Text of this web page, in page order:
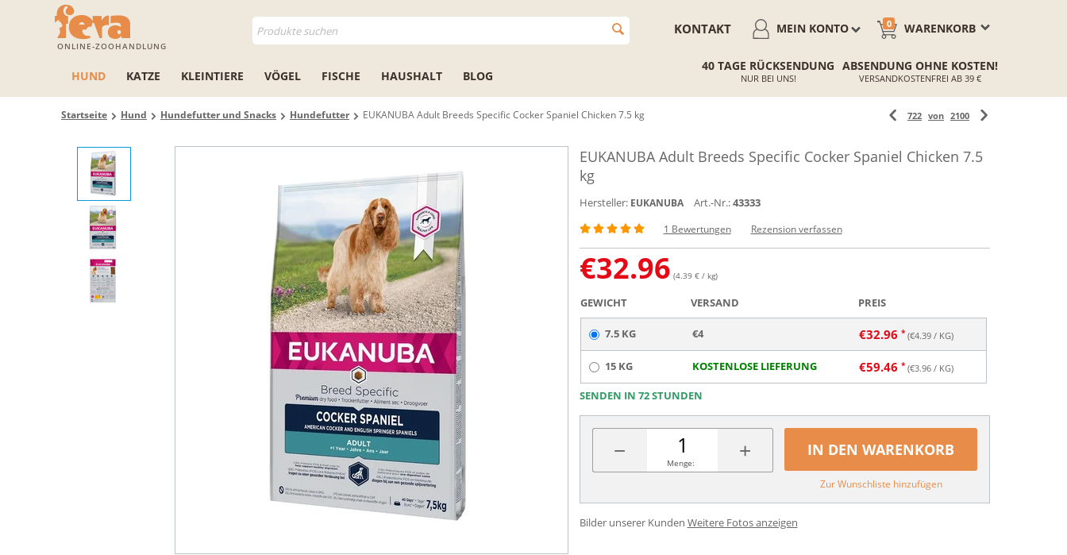
ONLINE-ZOOHANDLUNG
WARENKORB
0
MEIN KONTO
KONTAKT
HUND KATZE KLEINTIERE VÖGEL FISCHE HAUSHALT BLOG
40 TAGE RÜCKSENDUNG
NUR BEI UNS!
ABSENDUNG OHNE KOSTEN!
VERSANDKOSTENFREI AB 39 €
Startseite Hund Hundefutter und Snacks Hundefutter EUKANUBA Adult Breeds Specific Cocker Spaniel Chicken 7.5 kg 722 von 2100
EUKANUBA Adult Breeds Specific Cocker Spaniel Chicken 7.5
kg
Hersteller: EUKANUBA Art.-Nr.:43333
1 Bewertungen Rezension verfassen
€32.96 (4.39 € / kg)
GEWICHT VERSAND PREIS
7.5 KG €4 €32.96 (€4.39/ KG)
15 KG KOSTENLOSE LIEFERUNG €59.46 (€3.96/ KG)
SENDEN IN 72 STUNDEN
− +
Menge:
IN DEN WARENKORB
Zur Wunschliste hinzufügen
Bilder unserer Kunden Weitere Fotos anzeigen